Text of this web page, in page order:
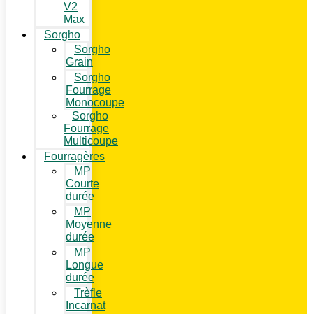
V2
Max
Sorgho
Sorgho
Grain
Sorgho
Fourrage
Monocoupe
Sorgho
Fourrage
Multicoupe
Fourragères
MP
Courte
durée
MP
Moyenne
durée
MP
Longue
durée
Trèfle
Incarnat